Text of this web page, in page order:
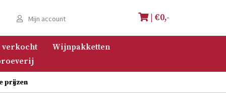
Mijn account | €0,-
verkocht
Wijnpakketten
prijzen